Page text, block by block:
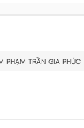
PHẠM TRẦN GIA PHÚC